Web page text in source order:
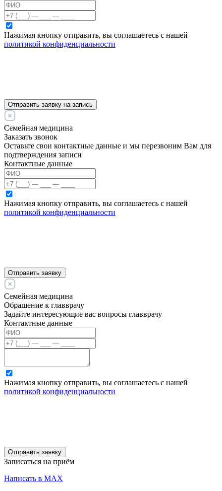
Нажимая кнопку отправить, вы соглашаетесь с нашей
политикой конфиденциальности
Отправить заявку на запись
Семейная медицина
Заказать звонок
Оставьте свои контактные данные и мы перезвоним Вам для
подтверждения записи
Контактные данные
Нажимая кнопку отправить, вы соглашаетесь с нашей
политикой конфиденциальности
Отправить заявку
Семейная медицина
Обращение к главврачу
Задайте интересующие вас вопросы главврачу
Контактные данные
Нажимая кнопку отправить, вы соглашаетесь с нашей
политикой конфиденциальности
Отправить заявку
Записаться на приём
Написать в MAX